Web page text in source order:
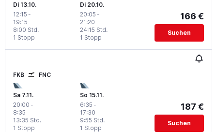
Di 13.10.
12:15 -
19:15
1 Stopp
8:00 Std.
Di 20.10.
20:05 -
21:20
1 Stopp
24:15 Std.
166 €
Suchen
FKB FNC
Sa 7.11.
20:00 -
8:35
1 Stopp
13:35 Std.
So 15.11.
6:35 -
17:30
1 Stopp
9:55 Std.
187 €
Suchen